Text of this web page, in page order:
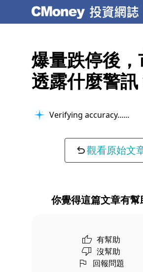
爆量跌停後
透露什麼警訊
Verifying accuracy...
觀看原始文
你覺得這篇文章有幫
有幫助
沒幫助
回報問題